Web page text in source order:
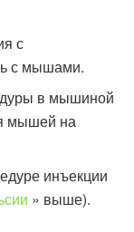
с
с мышами.
в мышиной
мышей на
инъекции
» выше).